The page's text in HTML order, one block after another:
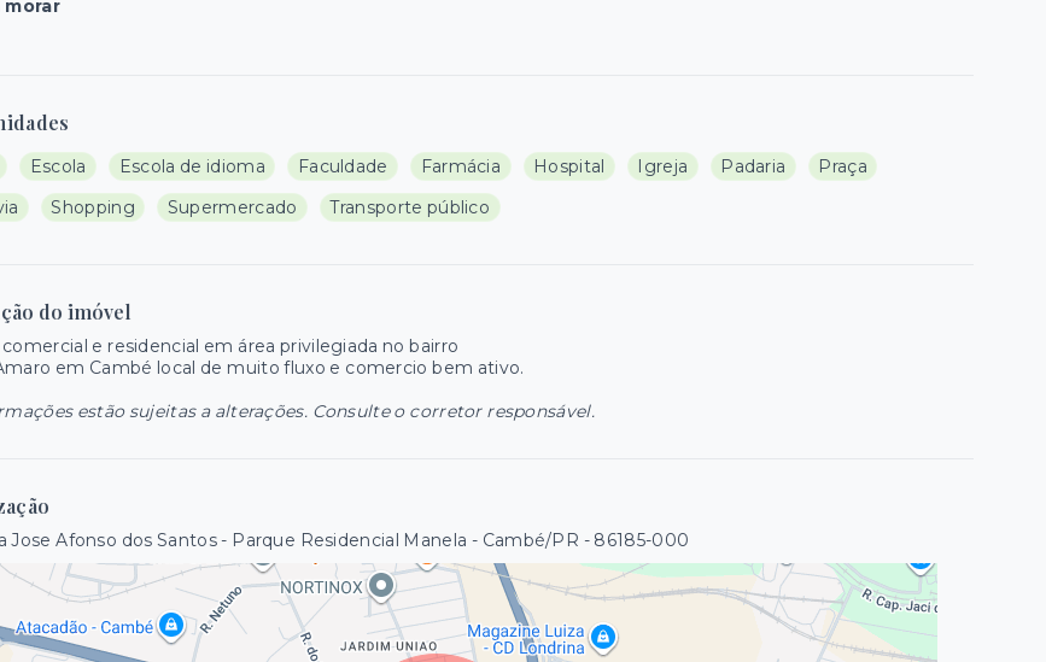
morar
Escola Escola de idioma Faculdade Farmácia Hospital Igreja Padaria
Praça
Shopping Supermercado Transporte público
do imóvel
e residencial em área privilegiada no bairro
em Cambé local de muito fluxo e comercio bem ativo.
estão sujeitas a alterações. Consulte o corretor responsável.
Jose Afonso dos Santos - Parque Residencial Manela - Cambé/PR - 86185-000